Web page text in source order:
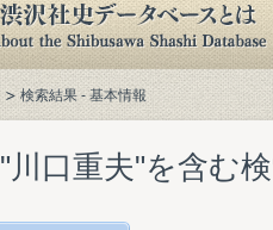
検索結果 - 基本情報
"川口重夫"を含む